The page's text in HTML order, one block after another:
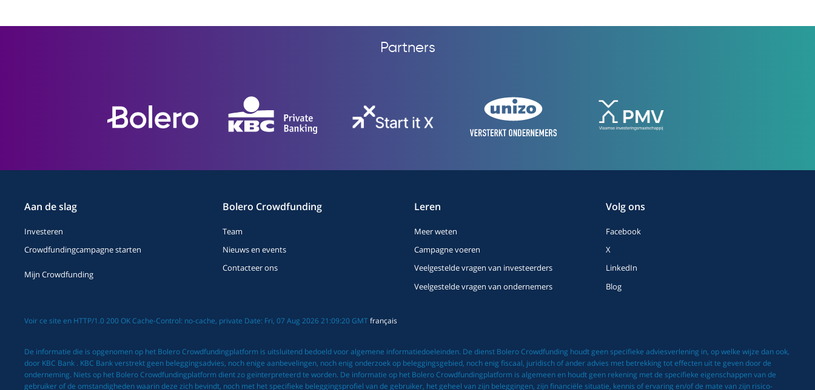
Partners
Aan de slag
Investeren
Crowdfundingcampagne starten
Mijn Crowdfunding
Bolero Crowdfunding
Team
Nieuws en events
Contacteer ons
Leren
Meer weten
Campagne voeren
Veelgestelde vragen van investeerders
Veelgestelde vragen van ondernemers
Volg ons
Facebook
X
LinkedIn
Blog
Voir ce site en HTTP/1.0 200 OK Cache-Control: no-cache, private Date: Fri, 07 Aug 2026 21:09:20 GMTfrançais
De informatie die is opgenomen op het Bolero Crowdfundingplatform is uitsluitend bedoeld voor algemene informatiedoeleinden. De dienst Bolero Crowdfunding houdt geen specifieke adviesverlening in, op welke wijze dan ook,
door KBC Bank . KBC Bank verstrekt geen beleggingsadvies, noch enige aanbevelingen, noch enig onderzoek op beleggingsgebied, noch enig fiscaal, juridisch of ander advies met betrekking tot effecten uit te geven door de
onderneming. Niets op het Bolero Crowdfundingplatform dient zo geïnterpreteerd te worden. De informatie op het Bolero Crowdfundingplatform is algemeen en houdt geen rekening met de specifieke eigenschappen van de
gebruiker of de omstandigheden waarin deze zich bevindt, noch met het specifieke beleggingsprofiel van de gebruiker, het geheel van zijn beleggingen, zijn financiële situatie, kennis of ervaring en/of de mate van zijn risico-